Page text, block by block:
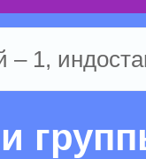
– 1,